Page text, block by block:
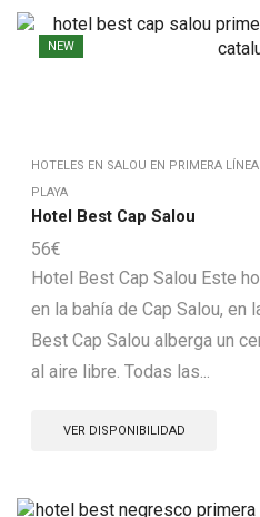
NEW
HOTELES EN SALOU EN PRIMERA
PLAYA
Hotel Best Cap Salou
56€
Hotel Best Cap Salou Este
en la bahía de Cap Salou, en
Best Cap Salou alberga un
al aire libre. Todas las...
VER DISPONIBILIDAD